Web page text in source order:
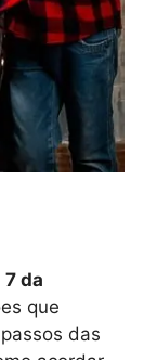
da
que
das